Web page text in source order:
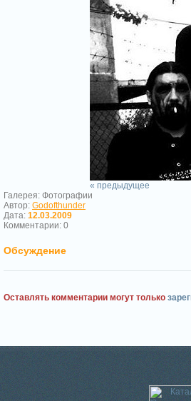
« предыдущее
Галерея: Фотографии
Автор: Godofthunder
Дата: 12.03.2009
Комментарии: 0
Обсуждение
Оставлять комментарии могут только